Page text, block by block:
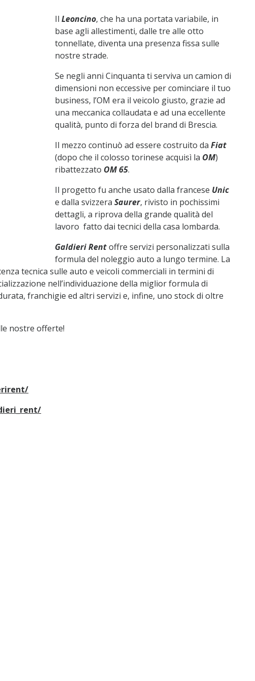
Il Leoncino, che ha una portata variabile, in
base agli allestimenti, dalle tre alle otto
tonnellate, diventa una presenza fissa sulle
nostre strade.
Se negli anni Cinquanta ti serviva un camion di
dimensioni non eccessive per cominciare il tuo
business, l’OM era il veicolo giusto, grazie ad
una meccanica collaudata e ad una eccellente
qualità, punto di forza del brand di Brescia.
Il mezzo continuò ad essere costruito da Fiat
(dopo che il colosso torinese acquisì la OM)
ribattezzato OM 65.
Il progetto fu anche usato dalla francese Unic
e dalla svizzera Saurer, rivisto in pochissimi
dettagli, a riprova della grande qualità del
lavoro fatto dai tecnici della casa lombarda.
Galdieri Rentoffre servizi personalizzati sulla
formula del noleggio auto a lungo termine. La
tecnica sulle auto e veicoli commerciali in termini di
nell’individuazione della miglior formula di
franchigie ed altri servizi e, infine, uno stock di oltre
nostre offerte!